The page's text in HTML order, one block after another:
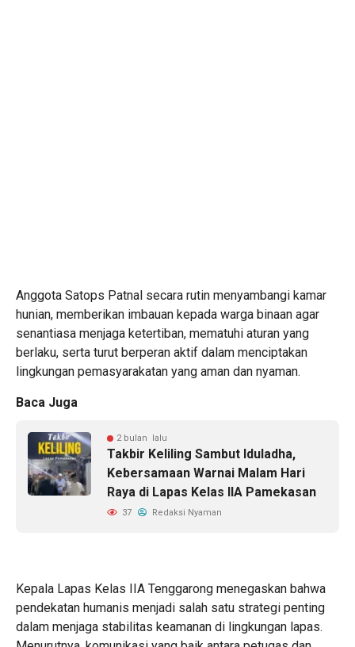
Anggota Satops Patnal secara rutin menyambangi kamar
hunian, memberikan imbauan kepada warga binaan agar
senantiasa menjaga ketertiban, mematuhi aturan yang
berlaku, serta turut berperan aktif dalam menciptakan
lingkungan pemasyarakatan yang aman dan nyaman.
Baca Juga
2 bulan lalu
Takbir Keliling Sambut Iduladha,
Kebersamaan Warnai Malam Hari
Raya di Lapas Kelas IIA Pamekasan
37 Redaksi Nyaman
Kepala Lapas Kelas IIA Tenggarong menegaskan bahwa
pendekatan humanis menjadi salah satu strategi penting
dalam menjaga stabilitas keamanan di lingkungan lapas.